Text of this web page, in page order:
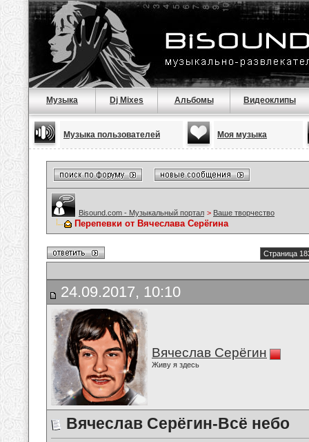
Музыка Dj Mixes Альбомы Видеоклипы
Музыка пользователей Моя музыка
Bisound.com - Музыкальный портал > Ваше творчество
Перепевки от Вячеслава Серёгина
Страница
24.09.2017, 10:10
Вячеслав Серёгин
Живу я здесь
Вячеслав Серёгин-Всё небо